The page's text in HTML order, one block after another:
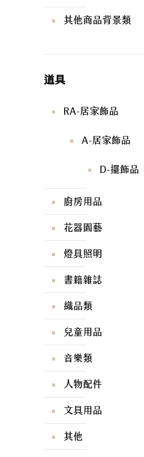
其他商品背景類
道具
RA-居家飾品
A-居家飾品
D-擺飾品
廚房用品
花器園藝
燈具照明
書籍雜誌
織品類
兒童用品
音樂類
人物配件
文具用品
其他